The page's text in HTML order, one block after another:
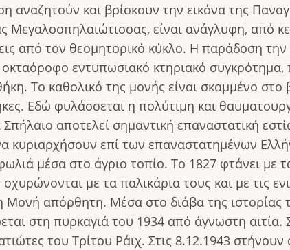
αναζητούν και βρίσκουν την εικόνα της
Μεγαλοσπηλαιώτισσας, είναι ανάγλυφη, από
από τον θεομητορικό κύκλο. Η παράδοση
εντυπωσιακό κτηριακό
Το καθολικό της μονής είναι σκαμμένο
Εδώ φυλάσσεται η πολύτιμη και
αποτελεί σημαντική επαναστατική
κυριαρχήσουν επί των επαναστατημένων
μέσα στο άγριο τοπίο. Το 1827 φτάνει
με τα παλικάρια τους και με τις
απόρθητη. Μέσα στο διάβα της ιστορίας
στη πυρκαγιά του 1934 από άγνωστη αιτία.
του Τρίτου Ράιχ. Στις 8.12.1943